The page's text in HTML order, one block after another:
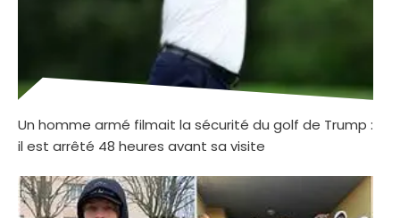
Un homme armé filmait la sécurité du golf de Trump :
il est arrêté 48 heures avant sa visite